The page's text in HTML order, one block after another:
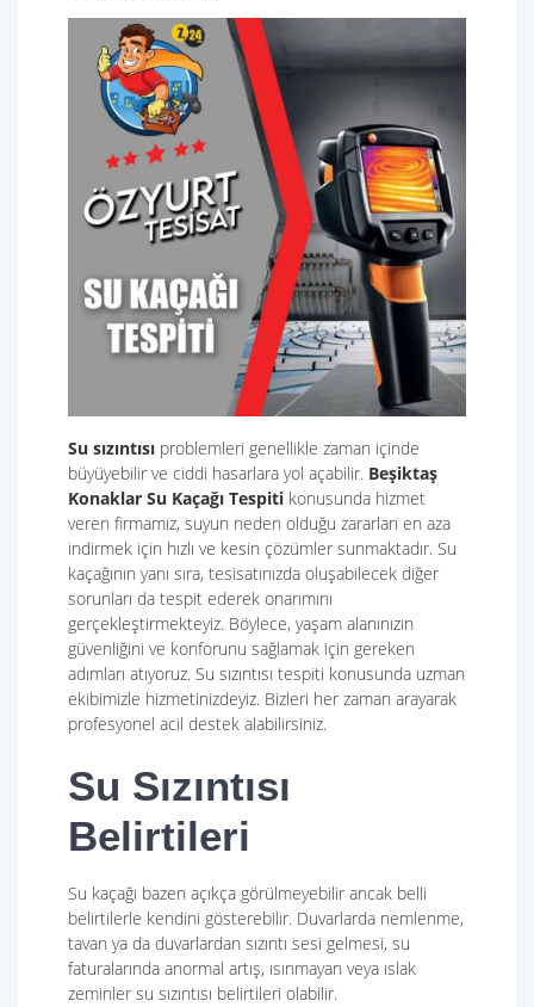
Su sızıntısı problemleri genellikle zaman içinde
büyüyebilir ve ciddi hasarlara yol açabilir. Beşiktaş
Konaklar Su Kaçağı Tespiti konusunda hizmet
veren firmamız, suyun neden olduğu zararları en aza
indirmek için hızlı ve kesin çözümler sunmaktadır. Su
kaçağının yanı sıra, tesisatınızda oluşabilecek diğer
sorunları da tespit ederek onarımını
gerçekleştirmekteyiz. Böylece, yaşam alanınızın
güvenliğini ve konforunu sağlamak için gereken
adımları atıyoruz. Su sızıntısı tespiti konusunda uzman
ekibimizle hizmetinizdeyiz. Bizleri her zaman arayarak
profesyonel acil destek alabilirsiniz.
Su Sızıntısı
Belirtileri
Su kaçağı bazen açıkça görülmeyebilir ancak belli
belirtilerle kendini gösterebilir. Duvarlarda nemlenme,
tavan ya da duvarlardan sızıntı sesi gelmesi, su
faturalarında anormal artış, ısınmayan veya ıslak
zeminler su sızıntısı belirtileri olabilir.